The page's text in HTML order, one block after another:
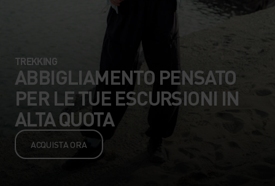
TREKKING
ABBIGLIAMENTO PENSATO
PER LE TUE ESCURSIONI IN
ALTA QUOTA
ACQUISTA ORA